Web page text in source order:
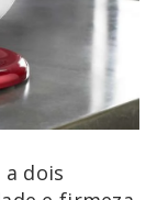
a dois